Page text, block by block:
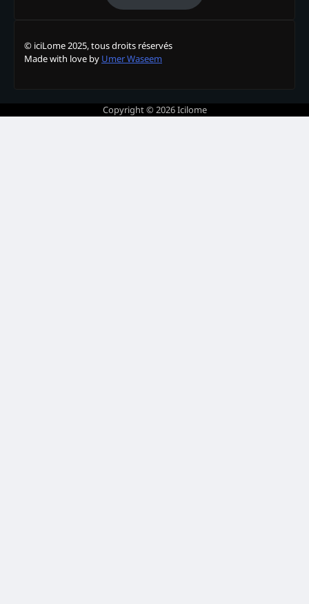
© iciLome 2025, tous droits réservés
Made with love by Umer Waseem
Copyright © 2026Icilome